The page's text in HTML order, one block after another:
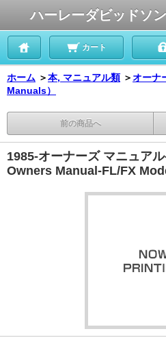
ハーレーダビッドソ
カート
ホーム ＞本, マニュアル類 ＞オーナ
Manuals）
前の商品へ
1985-オーナーズ マニュア
Owners Manual-FL/FX